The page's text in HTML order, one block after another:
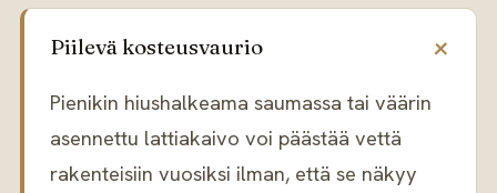
Piilevä kosteusvaurio
Pienikin hiushalkeama saumassa tai väärin
asennettu lattiakaivo voi päästää vettä
rakenteisiin vuosiksi ilman, että se näkyy